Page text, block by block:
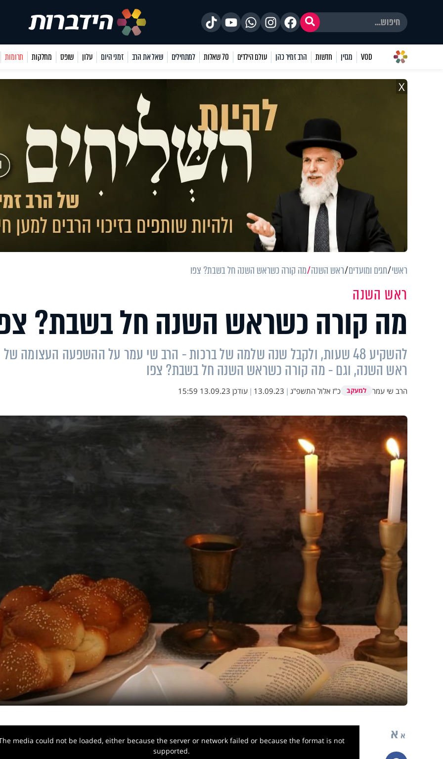
VOD מגזין חדשות הרב זמיר כהן עולם הילדים 70 שאלות למתחילים שאל את הרב זמני היום עלון שופס מחלקות תרומות
X
ראשי חגים ומועדים ראש השנה מה קורה כשראש השנה חל בשבת? צפו
ראש השנה
מה קורה כשראש השנה חל בשבת?
להשקיע 48 שעות, ולקבל שנה שלמה של ברכות - הרב שי עמר על ההשפעה העצומה של
ראש השנה, וגם - מה קורה כשראש השנה חל בשבת? צפו
הרב שי עמר למעקב כ"ז אלול התשפ"ג |
13.09.23
| עודכן 13.09.23 15:59
א א
media could not be loaded, either because the server or network failed or because the format is not
supported.